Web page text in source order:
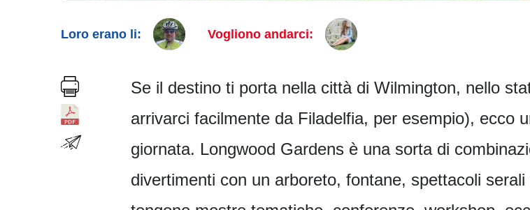
Loro erano li: Vogliono andarci:
Se il destino ti porta nella città di Wilmington, nello
arrivarci facilmente da Filadelfia, per esempio), ecco
giornata. Longwood Gardens è una sorta di
divertimenti con un arboreto, fontane, spettacoli